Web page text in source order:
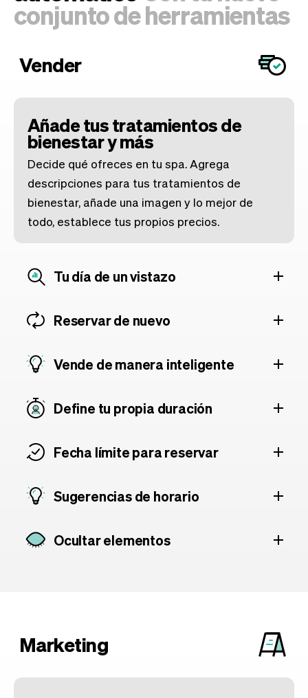
conjunto de herramientas
Vender
Añade tus tratamientos de
bienestar y más
Decide qué ofreces en tu spa. Agrega
descripciones para tus tratamientos de
bienestar, añade una imagen y lo mejor de
todo, establece tus propios precios.
Tu día de un vistazo
Reservar de nuevo
Vende de manera inteligente
Define tu propia duración
Fecha límite para reservar
Sugerencias de horario
Ocultar elementos
Marketing